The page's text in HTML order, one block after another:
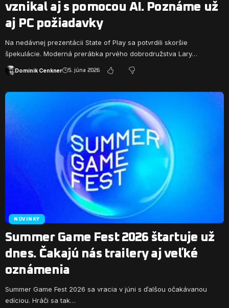
vznikal aj s pomocou AI. Poznáme už
aj PC požiadavky
Na nedávnej prezentácii State of Play sa potvrdili skoršie
špekulácie. Moderná prerábka prvého dobrodružstva Lary…
Dominik Cenkner 5. júna 2026
NOVINKY
Summer Game Fest 2026 štartuje už
dnes. Čakajú nás trailery aj veľké
oznámenia
Summer Game Fest 2026 sa vracia v júni s ďalšou očakávanou
edíciou. Hráči sa tak…